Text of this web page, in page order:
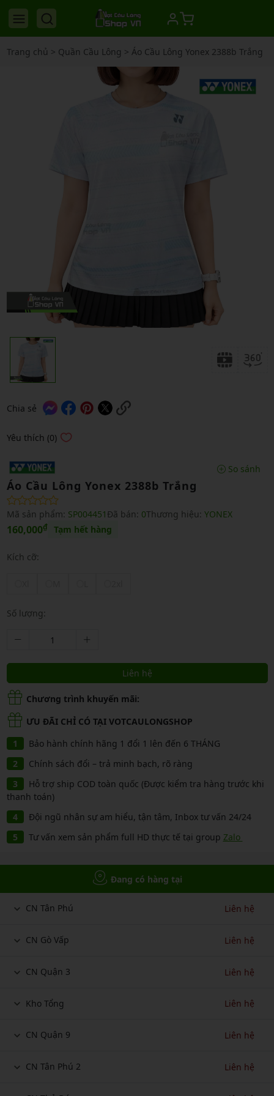
Trang chủ > Quần Cầu Lông > Áo Cầu Lông Yonex 2388b Trắng
Chia sẻ
Yêu thích (0)
So sánh
Áo Cầu Lông Yonex 2388b Trắng
Mã sản phẩm: SP004451 Đã bán: 0Thương hiệu: YONEX
160,000₫ Tạm hết hàng
Kích cỡ:
Số lượng:
Liên hệ
Chương trình khuyến mãi:
ƯU ĐÃI CHỈ CÓ TẠI VOTCAULONGSHOP
Bảo hành chính hãng 1 đổi 1 lên đến 6 THÁNG
Chính sách đổi – trả minh bạch, rõ ràng
Hỗ trợ ship COD toàn quốc (Được kiểm tra hàng trước khi
thanh toán)
Đội ngũ nhân sự am hiểu, tận tâm, Inbox tư vấn 24/24
Tư vấn xem sản phẩm full HD thực tế tại group Zalo
Đang có hàng tại
CN Tân Phú Liên hệ
CN Gò Vấp Liên hệ
CN Quận 3 Liên hệ
Kho Tổng Liên hệ
CN Quận 9 Liên hệ
CN Tân Phú 2 Liên hệ